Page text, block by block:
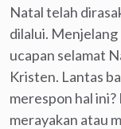
Natal telah
dilalui.
ucapan selamat
Kristen. Lantas
merespon hal
merayakan atau